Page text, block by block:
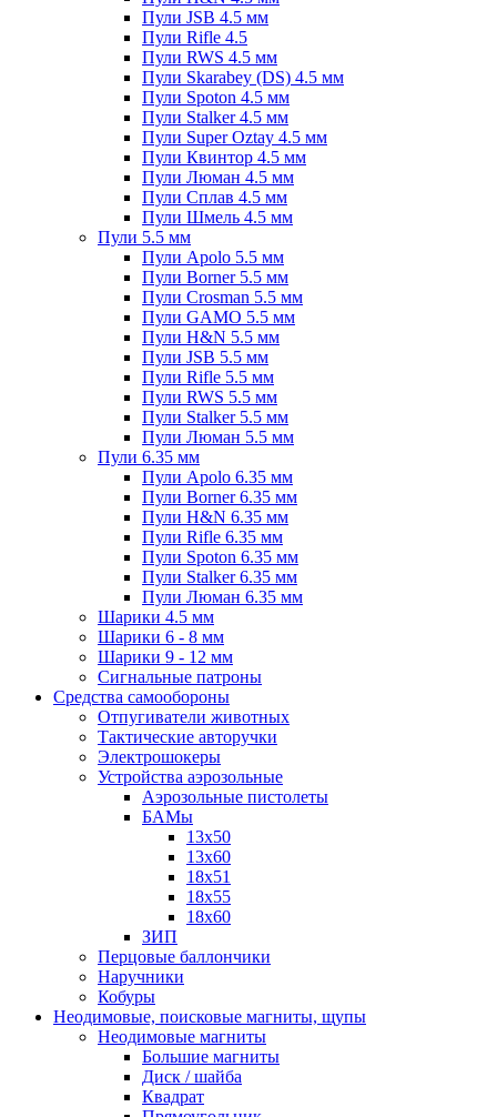
Пули JSB 4.5 мм
Пули Rifle 4.5
Пули RWS 4.5 мм
Пули Skarabey (DS) 4.5 мм
Пули Spoton 4.5 мм
Пули Stalker 4.5 мм
Пули Super Oztay 4.5 мм
Пули Квинтор 4.5 мм
Пули Люман 4.5 мм
Пули Сплав 4.5 мм
Пули Шмель 4.5 мм
Пули 5.5 мм
Пули Apolo 5.5 мм
Пули Borner 5.5 мм
Пули Crosman 5.5 мм
Пули GAMO 5.5 мм
Пули H&N 5.5 мм
Пули JSB 5.5 мм
Пули Rifle 5.5 мм
Пули RWS 5.5 мм
Пули Stalker 5.5 мм
Пули Люман 5.5 мм
Пули 6.35 мм
Пули Apolo 6.35 мм
Пули Borner 6.35 мм
Пули H&N 6.35 мм
Пули Rifle 6.35 мм
Пули Spoton 6.35 мм
Пули Stalker 6.35 мм
Пули Люман 6.35 мм
Шарики 4.5 мм
Шарики 6 - 8 мм
Шарики 9 - 12 мм
Сигнальные патроны
Средства самообороны
Отпугиватели животных
Тактические авторучки
Электрошокеры
Устройства аэрозольные
Аэрозольные пистолеты
БАМы
13х50
13х60
18х51
18х55
18х60
ЗИП
Перцовые баллончики
Наручники
Кобуры
Неодимовые, поисковые магниты, щупы
Неодимовые магниты
Большие магниты
Диск / шайба
Квадрат